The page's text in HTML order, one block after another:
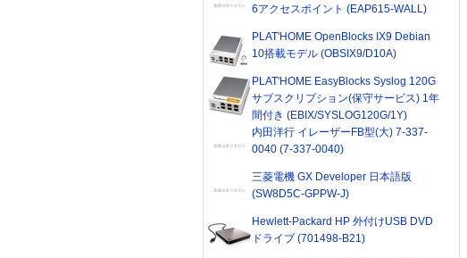
6アクセスポイント (EAP615-WALL)
PLAT'HOME OpenBlocks IX9 Debian
10搭載モデル (OBSIX9/D10A)
PLAT'HOME EasyBlocks Syslog 120G
サブスクリプション(保守サービス) 1年
間付き (EBIX/SYSLOG120G/1Y)
内田洋行 イレーザーFB型(大) 7-337-
0040 (7-337-0040)
三菱電機 GX Developer 日本語版
(SW8D5C-GPPW-J)
Hewlett-Packard HP 外付けUSB DVD
ドライブ (701498-B21)